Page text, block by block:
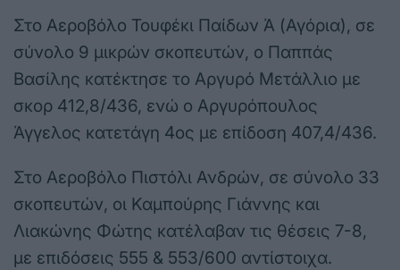
Στο Αεροβόλο Τουφέκι Παίδων Ά (Αγόρια), σε
σύνολο 9 μικρών σκοπευτών, ο Παππάς
Βασίλης κατέκτησε το Αργυρό Μετάλλιο με
σκορ 412,8/436, ενώ ο Αργυρόπουλος
Άγγελος κατετάγη 4ος με επίδοση 407,4/436.
Στο Αεροβόλο Πιστόλι Ανδρών, σε σύνολο 33
σκοπευτών, οι Καμπούρης Γιάννης και
Λιακώνης Φώτης κατέλαβαν τις θέσεις 7-8,
με επιδόσεις 555 & 553/600 αντίστοιχα.